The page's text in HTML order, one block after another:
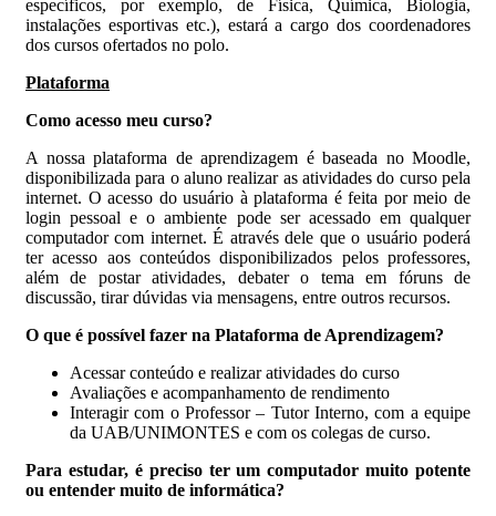
específicos, por exemplo, de Física, Química, Biologia,
instalações esportivas etc.), estará a cargo dos coordenadores
dos cursos ofertados no polo.
Plataforma
Como acesso meu curso?
A nossa plataforma de aprendizagem é baseada no Moodle,
disponibilizada para o aluno realizar as atividades do curso pela
internet. O acesso do usuário à plataforma é feita por meio de
login pessoal e o ambiente pode ser acessado em qualquer
computador com internet. É através dele que o usuário poderá
ter acesso aos conteúdos disponibilizados pelos professores,
além de postar atividades, debater o tema em fóruns de
discussão, tirar dúvidas via mensagens, entre outros recursos.
O que é possível fazer na Plataforma de Aprendizagem?
Acessar conteúdo e realizar atividades do curso
Avaliações e acompanhamento de rendimento
Interagir com o Professor – Tutor Interno, com a equipe
da UAB/UNIMONTES e com os colegas de curso.
Para estudar, é preciso ter um computador muito potente
ou entender muito de informática?